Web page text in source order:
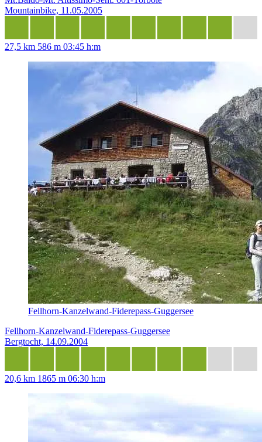
Mountainbike, 11.05.2005
27,5 km 586 m 03:45 h:m
Fellhorn-Kanzelwand-Fiderepass-Guggersee
Fellhorn-Kanzelwand-Fiderepass-Guggersee
Bergtocht, 14.09.2004
20,6 km 1865 m 06:30 h:m